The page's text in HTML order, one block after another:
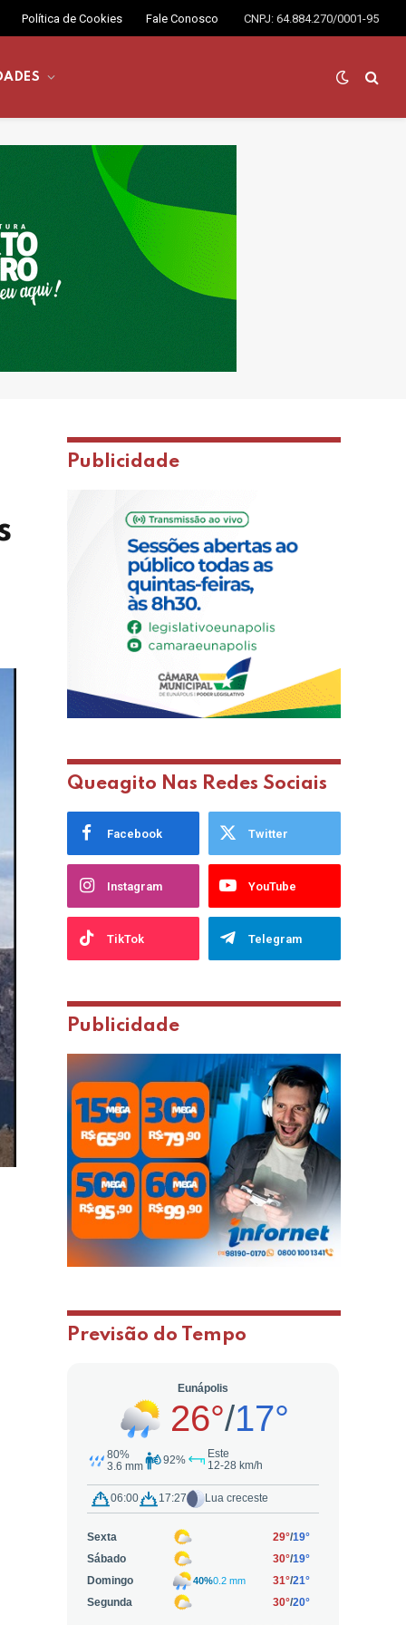
Política de Cookies Fale Conosco CNPJ: 64.884.270/0001-95
Publicidade
Queagito Nas Redes Sociais
Facebook Twitter
Instagram YouTube
TikTok Telegram
Publicidade
Previsão do Tempo